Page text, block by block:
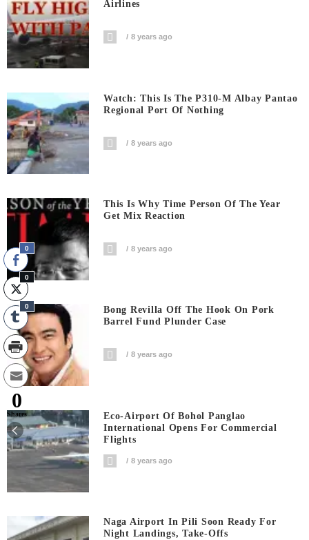
Airlines
8 years ago
Watch: This Is The P310-M Albay Pantao
Regional Port Of Nothing
8 years ago
This Is Why Time Person Of The Year
Get Mix Reaction
8 years ago
Bong Revilla Off The Hook On Pork
Barrel Fund Plunder Case
8 years ago
Eco-Airport Of Bohol Panglao
International Opens For Commercial
Flights
8 years ago
Naga Airport In Pili Soon Ready For
Night Landings, Take-Offs
0
0
0
0
Shares